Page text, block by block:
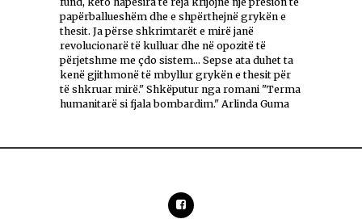
papërballueshëm dhe e shpërthejnë grykën e
thesit. Ja përse shkrimtarët e mirë janë
revolucionarë të kulluar dhe në opozitë të
përjetshme me çdo sistem... Sepse ata duhet ta
kenë gjithmonë të mbyllur grykën e thesit për
të shkruar mirë." Shkëputur nga romani "Terma
humanitarë si fjala bombardim." Arlinda Guma